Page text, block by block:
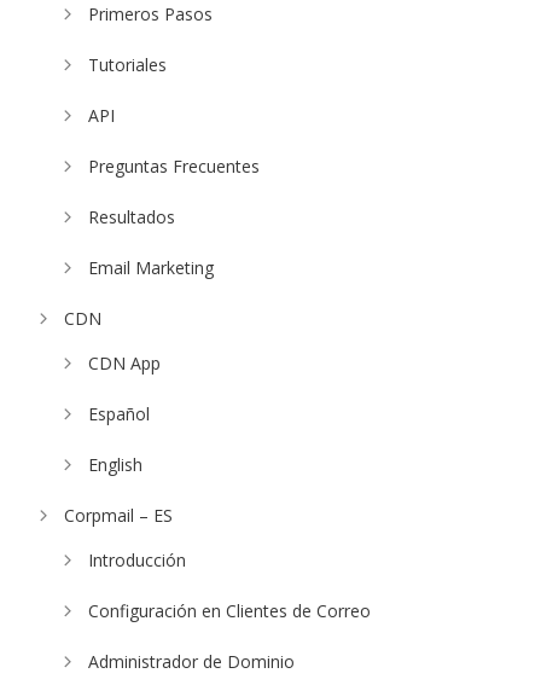
Primeros Pasos
Tutoriales
API
Preguntas Frecuentes
Resultados
Email Marketing
CDN
CDN App
Español
English
Corpmail – ES
Introducción
Configuración en Clientes de Correo
Administrador de Dominio